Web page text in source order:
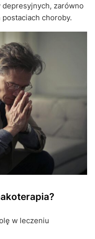
zarówno
postaciach choroby.
w leczeniu